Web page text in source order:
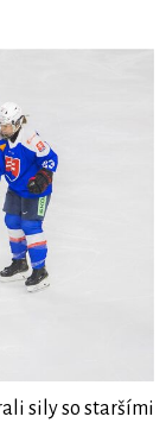
sily so staršími